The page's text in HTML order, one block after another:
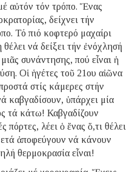
αὐτόν τόν τρόπο. Ἕνας
δείχνει τήν
Τό πιό κοφτερό μαχαίρι
νά δείξει τήν ἐνόχλησή
συνάντησης, πού εἶναι ἡ
Οἱ ἡγέτες τοῦ 21ου αἰῶνα
στίς κάμερες στήν
καβγαδίσουν, ὑπάρχει μία
τά κάτω! Καβγαδίζουν
πόρτες, λέει ὁ ἕνας ὅ,τι θέλει
ἀποφεύγουν νά κάνουν
θερμοκρασία εἶναι!